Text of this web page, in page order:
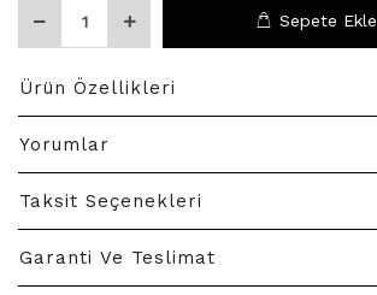
Sepete Ekle
Ürün Özellikleri
Yorumlar
Taksit Seçenekleri
Garanti Ve Teslimat